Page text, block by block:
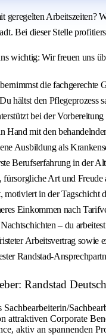
geregelten
Bei dieser Stelle
wichtig: Wir freuen uns
die fachgerechte
Du hältst den Pflegeprozess
bei der
Hand mit den
Ausbildung als
Berufserfahrung in der
fürsorgliche Art und
motiviert in der Tagschicht
Einkommen nach
– du
Arbeitsvertrag sowie
Randstad-
Randstad
attraktiven Corporate
aktiv an spannenden